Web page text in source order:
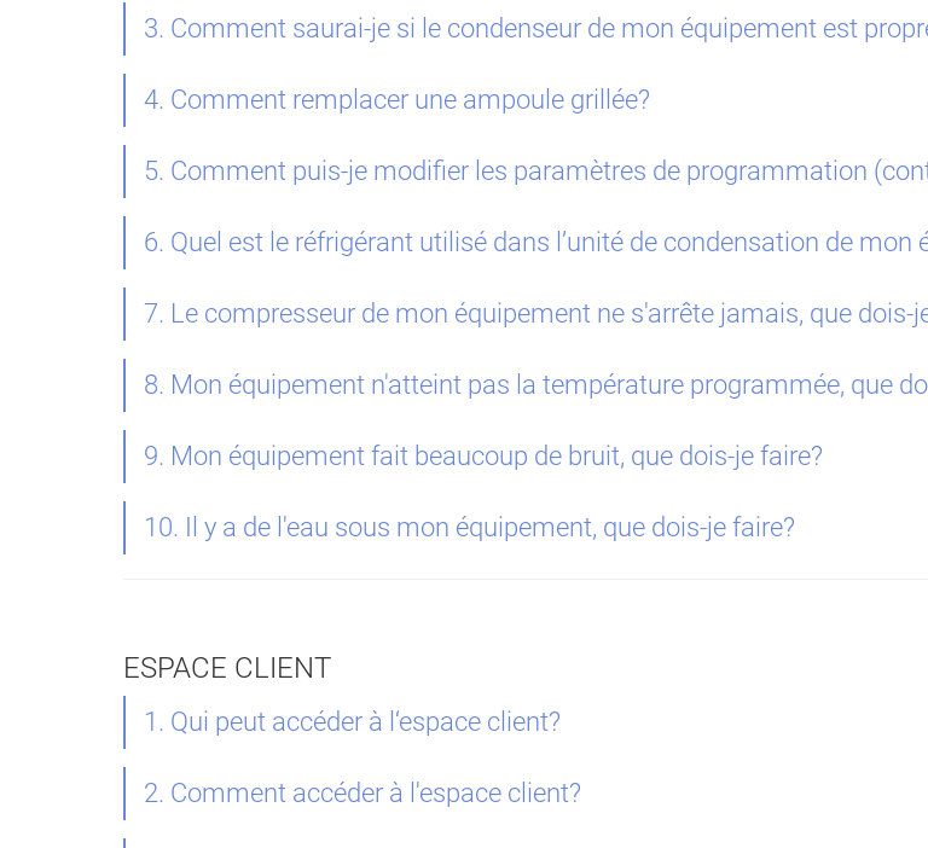
3. Comment saurai-je si le condenseur de mon équipement est
4. Comment remplacer une ampoule grillée?
5. Comment puis-je modifier les paramètres de programmation
6. Quel est le réfrigérant utilisé dans l’unité de condensation de mon
7. Le compresseur de mon équipement ne s'arrête jamais, que dois-
8. Mon équipement n'atteint pas la température programmée, que
9. Mon équipement fait beaucoup de bruit, que dois-je faire?
10. Il y a de l'eau sous mon équipement, que dois-je faire?
ESPACE CLIENT
1. Qui peut accéder à l‘espace client?
2. Comment accéder à l'espace client?